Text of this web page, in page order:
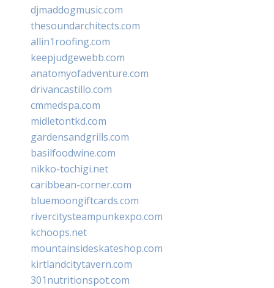
djmaddogmusic.com
thesoundarchitects.com
allin1roofing.com
keepjudgewebb.com
anatomyofadventure.com
drivancastillo.com
cmmedspa.com
midletontkd.com
gardensandgrills.com
basilfoodwine.com
nikko-tochigi.net
caribbean-corner.com
bluemoongiftcards.com
rivercitysteampunkexpo.com
kchoops.net
mountainsideskateshop.com
kirtlandcitytavern.com
301nutritionspot.com